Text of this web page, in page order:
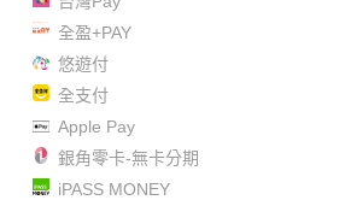
全盈+PAY
悠遊付
全支付
Apple Pay
銀角零卡-無卡分期
iPASS MONEY